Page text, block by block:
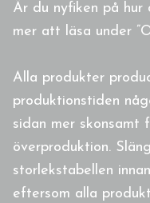
Är du nyfiken på hur
mer att läsa under
Alla produkter
produktionstiden
sidan mer skonsamt
överproduktion.
storlekstabellen
eftersom alla